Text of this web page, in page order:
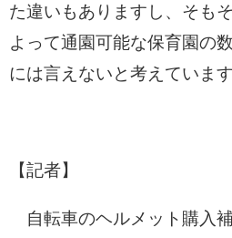
た違いもありますし、そも
よって通園可能な保育園の
には言えないと考えています
【記者】
自転車のヘルメット購入